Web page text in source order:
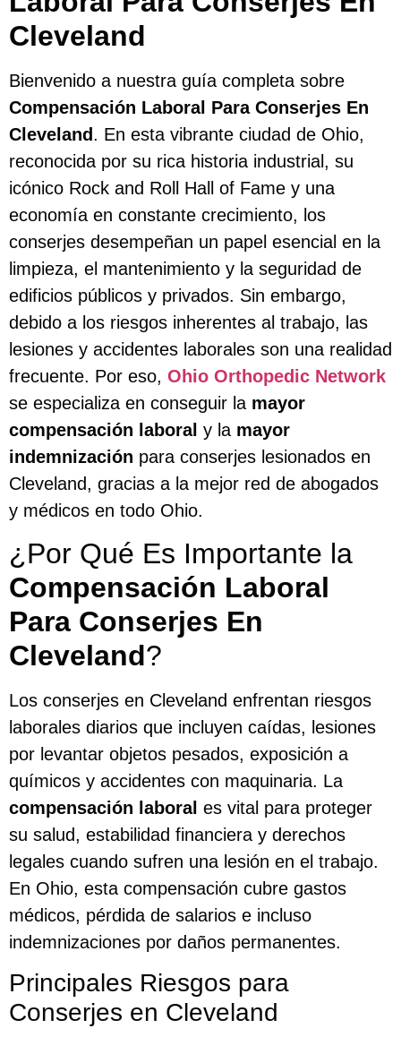
Cleveland
Bienvenido a nuestra guía completa sobre
Compensación Laboral Para Conserjes En
Cleveland. En esta vibrante ciudad de Ohio,
reconocida por su rica historia industrial, su
icónico Rock and Roll Hall of Fame y una
economía en constante crecimiento, los
conserjes desempeñan un papel esencial en la
limpieza, el mantenimiento y la seguridad de
edificios públicos y privados. Sin embargo,
debido a los riesgos inherentes al trabajo, las
lesiones y accidentes laborales son una realidad
frecuente. Por eso, Ohio Orthopedic Network
se especializa en conseguir la mayor
compensación laboral y la mayor
indemnización para conserjes lesionados en
Cleveland, gracias a la mejor red de abogados
y médicos en todo Ohio.
¿Por Qué Es Importante la
Compensación Laboral
Para Conserjes En
Cleveland?
Los conserjes en Cleveland enfrentan riesgos
laborales diarios que incluyen caídas, lesiones
por levantar objetos pesados, exposición a
químicos y accidentes con maquinaria. La
compensación laboral es vital para proteger
su salud, estabilidad financiera y derechos
legales cuando sufren una lesión en el trabajo.
En Ohio, esta compensación cubre gastos
médicos, pérdida de salarios e incluso
indemnizaciones por daños permanentes.
Principales Riesgos para
Conserjes en Cleveland